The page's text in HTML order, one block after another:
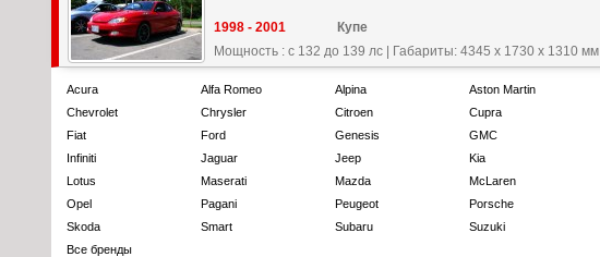
1998 - 2001
Купе
Мощность : с 132 до 139 лс
Габариты: 4345 x 1730 x 1310 мм
Acura Alfa Romeo Alpina Aston Martin
Chevrolet
Chrysler Citroen Cupra
Fiat
Ford Genesis GMC
Infiniti
Jaguar Jeep Kia
Lotus
Maserati Mazda McLaren
Opel
Pagani Peugeot Porsche
Skoda
Smart Subaru Suzuki
Все бренды